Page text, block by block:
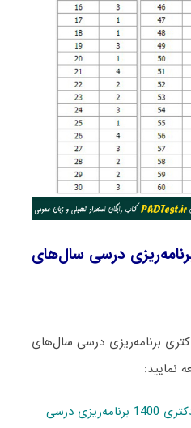
درسی سال‌های
برنامه‌ریزی درسی سال‌های
نمایید:
درسی